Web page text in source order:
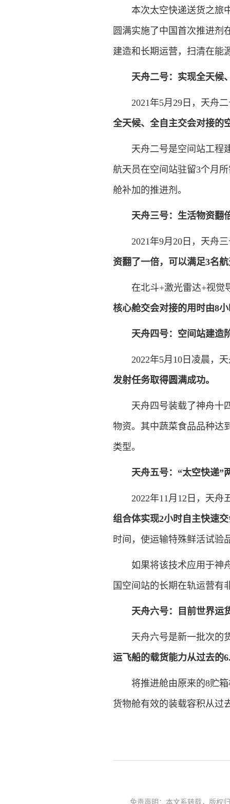
本次太空快递送货之旅中
圆满实施了中国首次推进剂
建造和长期运营，扫清在能
天舟二号：实现全天候
2021年5月29日，天舟二
全天候、全自主交会对接的
天舟二号是空间站工程建
航天员在空间站驻留3个月
舱补加的推进剂。
天舟三号：生活物资翻
2021年9月20日，天舟三
资翻了一倍，可以满足3名
在北斗+激光雷达+视觉
核心舱交会对接的用时由8
天舟四号：空间站建造
2022年5月10日凌晨，天
发射任务取得圆满成功。
天舟四号装载了神舟十四
物资。其中蔬菜食品品种达
类型。
天舟五号：“太空快递”
2022年11月12日，天舟
组合体实现2小时自主快速
时间，使运输特殊鲜活试验
如果将该技术应用于神舟
国空间站的长期在轨运营有
天舟六号：目前世界运
天舟六号是新一批次的货
运飞船的载货能力从过去的
将推进舱由原来的8贮箱
货物舱有效的装载容积从过
免责声明：本文系转载，版权